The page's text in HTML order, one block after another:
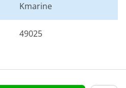
Kmarine
49025